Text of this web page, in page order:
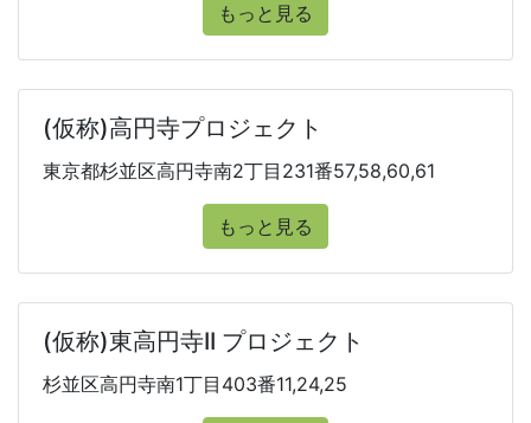
もっと見る
(仮称)高円寺プロジェクト
東京都杉並区高円寺南2丁目231番57,58,60,61
もっと見る
(仮称)東高円寺II プロジェクト
杉並区高円寺南1丁目403番11,24,25